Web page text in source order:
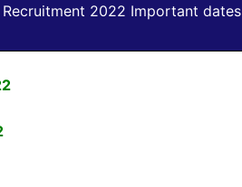
Recruitment 2022 Important dates